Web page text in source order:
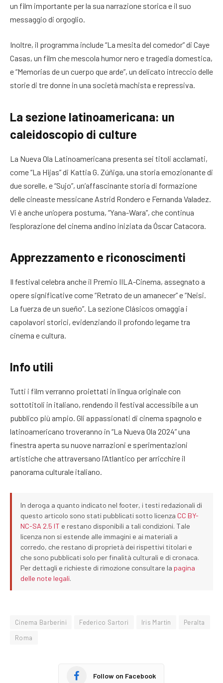
un film importante per la sua narrazione storica e il suo
messaggio di orgoglio.
Inoltre, il programma include “La mesita del comedor” di Caye
Casas, un film che mescola humor nero e tragedia domestica,
e “Memorias de un cuerpo que arde”, un delicato intreccio delle
storie di tre donne in una società machista e repressiva.
La sezione latinoamericana: un
caleidoscopio di culture
La Nueva Ola Latinoamericana presenta sei titoli acclamati,
come “La Hijas” di Kattia G. Zúñiga, una storia emozionante di
due sorelle, e “Sujo”, un’affascinante storia di formazione
delle cineaste messicane Astrid Rondero e Fernanda Valadez.
Vi è anche un’opera postuma, “Yana-Wara”, che continua
l’esplorazione del cinema andino iniziata da Óscar Catacora.
Apprezzamento e riconoscimenti
Il festival celebra anche il Premio IILA-Cinema, assegnato a
opere significative come “Retrato de un amanecer” e “Neisi.
La fuerza de un sueño”. La sezione Clásicos omaggia i
capolavori storici, evidenziando il profondo legame tra
cinema e cultura.
Info utili
Tutti i film verranno proiettati in lingua originale con
sottotitoli in italiano, rendendo il festival accessibile a un
pubblico più ampio. Gli appassionati di cinema spagnolo e
latinoamericano troveranno in “La Nueva Ola 2024” una
finestra aperta su nuove narrazioni e sperimentazioni
artistiche che attraversano l’Atlantico per arricchire il
panorama culturale italiano.
In deroga a quanto indicato nel footer, i testi redazionali di
questo articolo sono stati pubblicati sotto licenza CC BY-
NC-SA 2.5 IT e restano disponibili a tali condizioni. Tale
licenza non si estende alle immagini e ai materiali a
corredo, che restano di proprietà dei rispettivi titolari e
che sono pubblicati solo per finalità culturali e di cronaca.
Per dettagli e richieste di rimozione consultare la pagina
delle note legali.
Cinema Barberini Federico Sartori Iris Martin
Peralta
Roma
Follow on Facebook